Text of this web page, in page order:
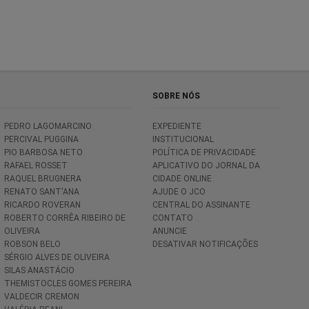
PEDRO LAGOMARCINO
PERCIVAL PUGGINA
PIO BARBOSA NETO
RAFAEL ROSSET
RAQUEL BRUGNERA
RENATO SANT'ANA
RICARDO ROVERAN
ROBERTO CORRÊA RIBEIRO DE
OLIVEIRA
ROBSON BELO
SÉRGIO ALVES DE OLIVEIRA
SILAS ANASTÁCIO
THEMISTOCLES GOMES PEREIRA
VALDECIR CREMON
SOBRE NÓS
EXPEDIENTE
INSTITUCIONAL
POLÍTICA DE PRIVACIDADE
APLICATIVO DO JORNAL DA
CIDADE ONLINE
AJUDE O JCO
CENTRAL DO ASSINANTE
CONTATO
ANUNCIE
DESATIVAR NOTIFICAÇÕES